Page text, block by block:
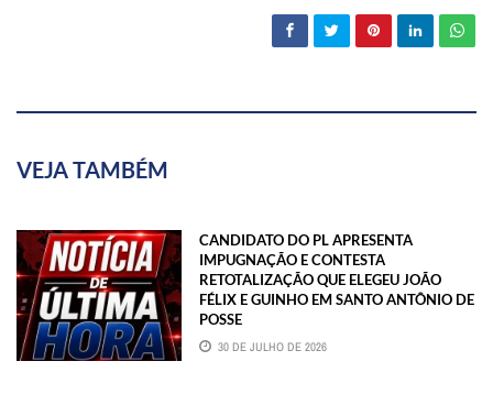
VEJA TAMBÉM
CANDIDATO DO PL APRESENTA
IMPUGNAÇÃO E CONTESTA
RETOTALIZAÇÃO QUE ELEGEU JOÃO
FÉLIX E GUINHO EM SANTO ANTÔNIO DE
POSSE
30 DE JULHO DE 2026